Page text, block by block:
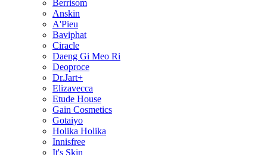
Berrisom
Anskin
A'Pieu
Baviphat
Ciracle
Daeng Gi Meo Ri
Deoproce
Dr.Jart+
Elizavecca
Etude House
Gain Cosmetics
Gotaiyo
Holika Holika
Innisfree
It's Skin